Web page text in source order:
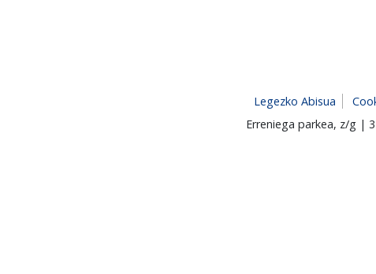
Legezko Abisua
Erreniega parkea, z/g |